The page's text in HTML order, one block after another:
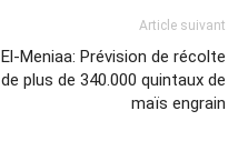
Article suivant
El-Meniaa: Prévision de récolte
de plus de 340.000 quintaux de
maïs engrain